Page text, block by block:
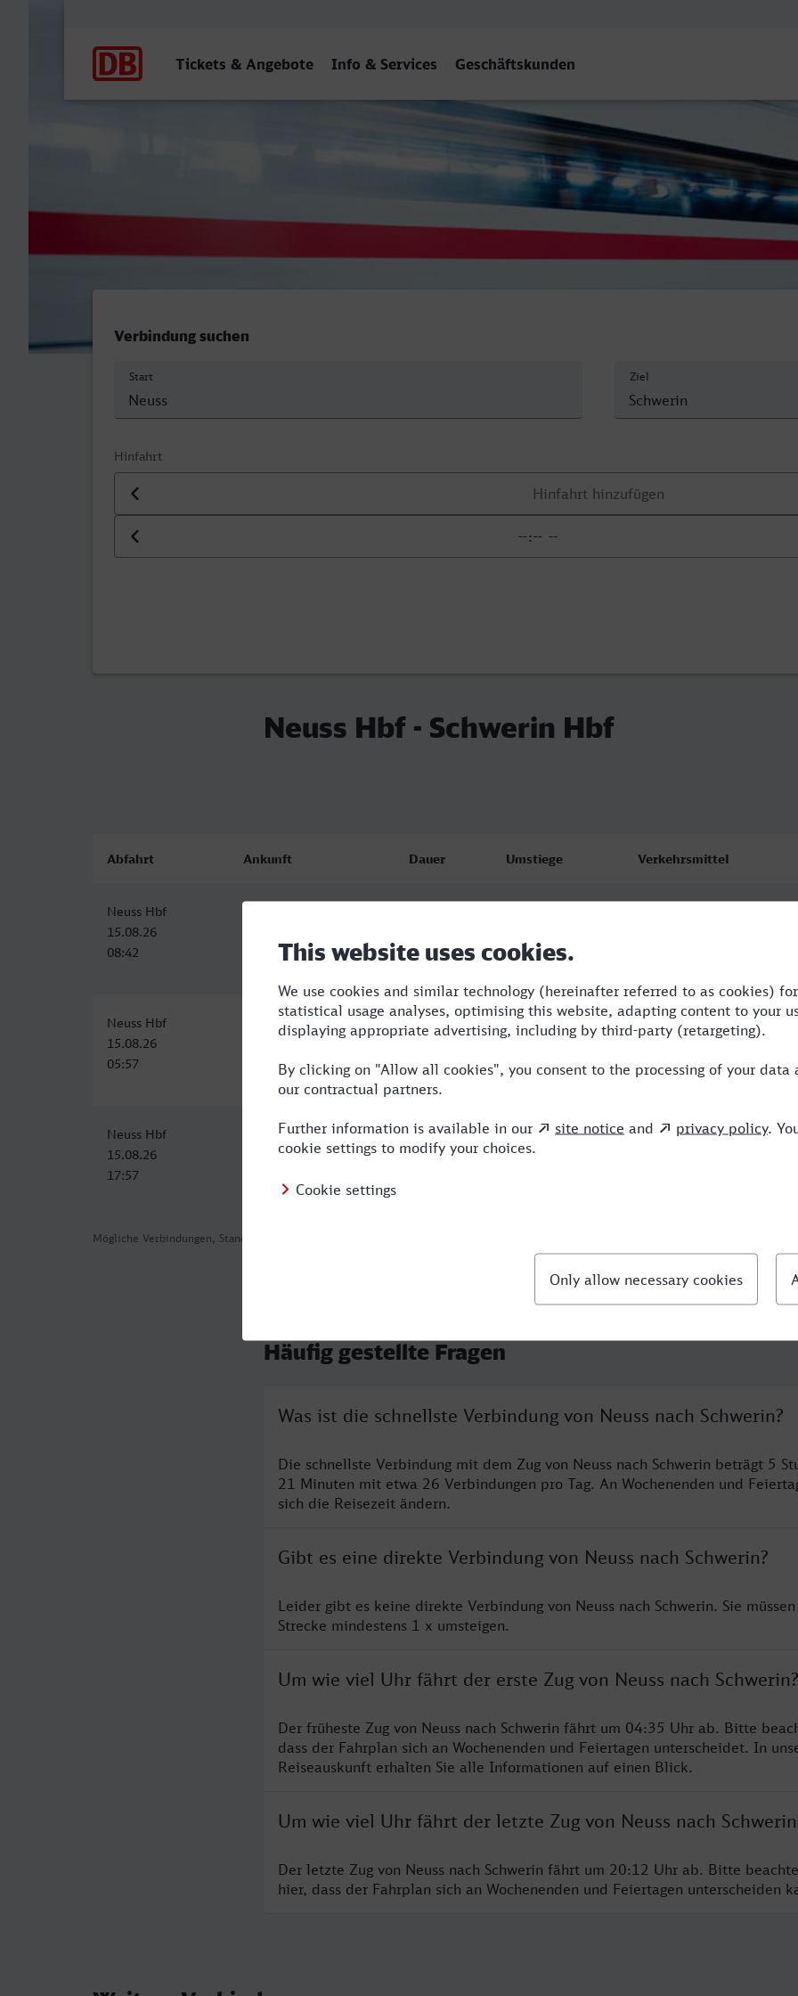
Tickets & Angebote Info & Services Geschäftskunden
Verbindung suchen
Start Ziel
Hinfahrt
Datum der Hinfahrt
Uhrzeit der Hinfahrt
Neuss Hbf - Schwerin Hbf
Mögliche Verbindungen, Stand: 2026-08-01 00:32
Abfahrt Ankunft Dauer Umstiege Verkehrsmittel
Neuss Hbf
15.08.26
08:42
Neuss Hbf
15.08.26
05:57
Schwerin Hbf
6:55 RE,ERB,ICE
Neuss Hbf
15.08.26
17:57
Schwerin Hbf
16.08.26
6:22 2 RE,ERB,ICE
Häufig gestellte Fragen
Was ist die schnellste Verbindung von Neuss nach Schwerin?
Die schnellste Verbindung mit dem Zug von Neuss nach Schwerin beträgt 5
21 Minuten mit etwa 26 Verbindungen pro Tag. An Wochenenden und
sich die Reisezeit ändern.
Gibt es eine direkte Verbindung von Neuss nach Schwerin?
Leider gibt es keine direkte Verbindung von Neuss nach Schwerin. Sie
Strecke mindestens 1 x umsteigen.
Um wie viel Uhr fährt der erste Zug von Neuss nach Schwerin?
Der früheste Zug von Neuss nach Schwerin fährt um 04:35 Uhr ab. Bitte
dass der Fahrplan sich an Wochenenden und Feiertagen unterscheidet. In
Reiseauskunft erhalten Sie alle Informationen auf einen Blick.
Um wie viel Uhr fährt der letzte Zug von Neuss nach
Der letzte Zug von Neuss nach Schwerin fährt um 20:12 Uhr ab. Bitte
hier, dass der Fahrplan sich an Wochenenden und Feiertagen unterscheiden